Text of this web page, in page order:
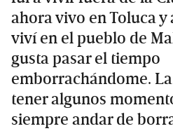
ahora vivo en Toluca y
viví en el pueblo de
gusta pasar el tiempo
emborrachándome.
tener algunos
siempre andar de